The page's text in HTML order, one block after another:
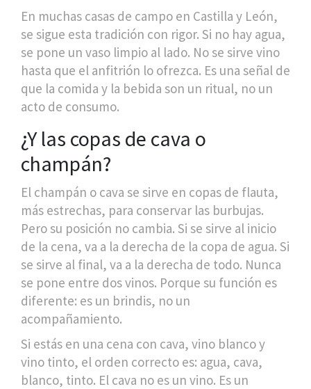
En muchas casas de campo en Castilla y León,
se sigue esta tradición con rigor. Si no hay agua,
se pone un vaso limpio al lado. No se sirve vino
hasta que el anfitrión lo ofrezca. Es una señal de
que la comida y la bebida son un ritual, no un
acto de consumo.
¿Y las copas de cava o
champán?
El champán o cava se sirve en copas de flauta,
más estrechas, para conservar las burbujas.
Pero su posición no cambia. Si se sirve al inicio
de la cena, va a la derecha de la copa de agua. Si
se sirve al final, va a la derecha de todo. Nunca
se pone entre dos vinos. Porque su función es
diferente: es un brindis, no un
acompañamiento.
Si estás en una cena con cava, vino blanco y
vino tinto, el orden correcto es: agua, cava,
blanco, tinto. El cava no es un vino. Es un